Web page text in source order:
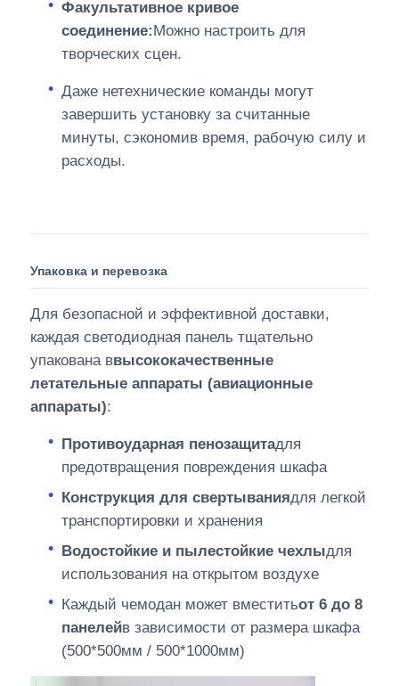
Факультативное кривое
соединение:Можно настроить для
творческих сцен.
Даже нетехнические команды могут
завершить установку за считанные
минуты, сэкономив время, рабочую силу и
расходы.
Упаковка и перевозка
Для безопасной и эффективной доставки,
каждая светодиодная панель тщательно
упакована ввысококачественные
летательные аппараты (авиационные
аппараты):
Противоударная пенозащитадля
предотвращения повреждения шкафа
Конструкция для свертываниядля легкой
транспортировки и хранения
Водостойкие и пылестойкие чехлыдля
использования на открытом воздухе
Каждый чемодан может вместитьот 6 до 8
панелейв зависимости от размера шкафа
(500*500мм / 500*1000мм)